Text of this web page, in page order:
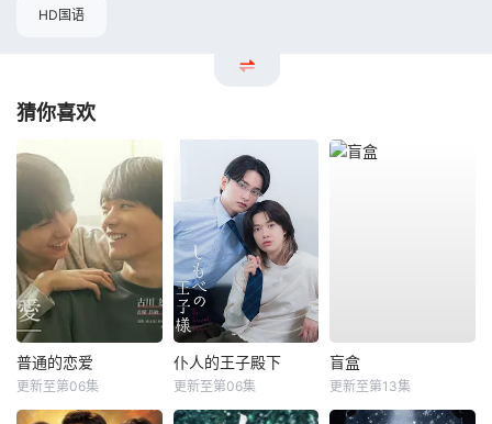
HD国语
猜你喜欢
普通的恋爱
更新至第06集
仆人的王子殿下
更新至第06集
盲盒
更新至第13集